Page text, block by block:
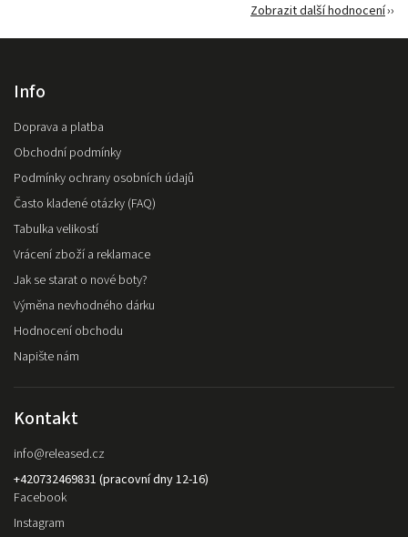
Zobrazit další hodnocení
Info
Doprava a platba
Obchodní podmínky
Podmínky ochrany osobních údajů
Často kladené otázky (FAQ)
Tabulka velikostí
Vrácení zboží a reklamace
Jak se starat o nové boty?
Výměna nevhodného dárku
Hodnocení obchodu
Napište nám
Kontakt
info@released.cz
+420732469831 (pracovní dny 12-16)
Facebook
Instagram